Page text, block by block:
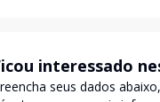
interessado
seus dados